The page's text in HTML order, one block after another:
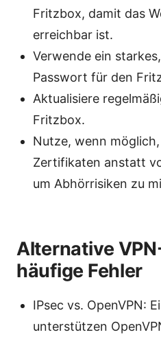
Fritzbox, damit das
erreichbar ist.
Verwende ein
Passwort für den
Aktualisiere
Fritzbox.
Nutze, wenn
Zertifikaten anstatt
um Abhörrisiken zu
Alternative
häufige Fehler
IPsec vs. OpenVPN:
unterstützen